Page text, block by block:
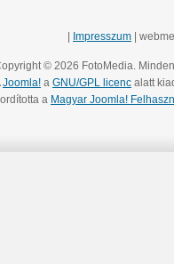
Impresszum |
© 2026 FotoMedia.
Joomla! a GNU/GPL licenc alatt
a Magyar Joomla!